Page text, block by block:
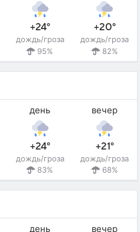
+24°
дождь/гроза
95%
+20°
дождь/гроза
82%
день
+24°
дождь/гроза
83%
вечер
+21°
дождь/гроза
68%
день вечер